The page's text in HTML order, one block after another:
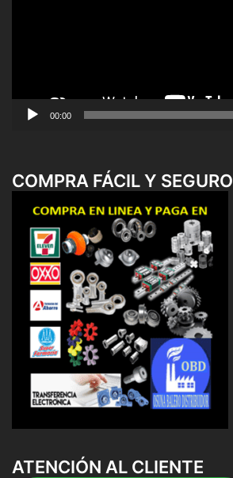
00:00
COMPRA FÁCIL Y SEGURO
ATENCIÓN AL CLIENTE